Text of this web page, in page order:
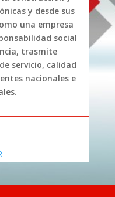
y desde sus
una empresa
social
trasmite
servicio, calidad
nacionales e